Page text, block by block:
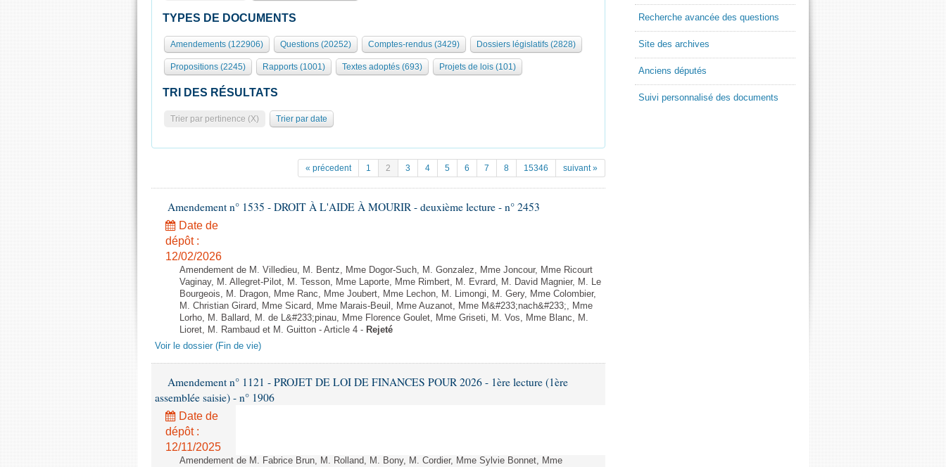
TYPES DE DOCUMENTS
Amendements (122906) Questions (20252) Comptes-rendus (3429) Dossiers législatifs (2828)
Propositions (2245) Rapports (1001) Textes adoptés (693) Projets de lois (101)
TRI DES RÉSULTATS
Trier par pertinence (X) Trier par date
« précedent 1 2 3 4 5 6 7 8 15346 suivant »
Amendement n° 1535 - DROIT À L'AIDE À MOURIR - deuxième lecture - n° 2453
Date de
dépôt :
12/02/2026
Amendement de M. Villedieu, M. Bentz, Mme Dogor-Such, M. Gonzalez, Mme Joncour, Mme Ricourt
Vaginay, M. Allegret-Pilot, M. Tesson, Mme Laporte, Mme Rimbert, M. Evrard, M. David Magnier, M. Le
Bourgeois, M. Dragon, Mme Ranc, Mme Joubert, Mme Lechon, M. Limongi, M. Gery, Mme Colombier,
M. Christian Girard, Mme Sicard, Mme Marais-Beuil, Mme Auzanot, Mme M&#233;nach&#233;, Mme
Lorho, M. Ballard, M. de L&#233;pinau, Mme Florence Goulet, Mme Griseti, M. Vos, Mme Blanc, M.
Lioret, M. Rambaud et M. Guitton - Article 4 - Rejeté
Voir le dossier (Fin de vie)
Amendement n° 1121 - PROJET DE LOI DE FINANCES POUR 2026 - 1ère lecture (1ère
assemblée saisie) - n° 1906
Date de
dépôt :
12/11/2025
Amendement de M. Fabrice Brun, M. Rolland, M. Bony, M. Cordier, Mme Sylvie Bonnet, Mme
Recherche avancée des questions
Site des archives
Anciens députés
Suivi personnalisé des documents